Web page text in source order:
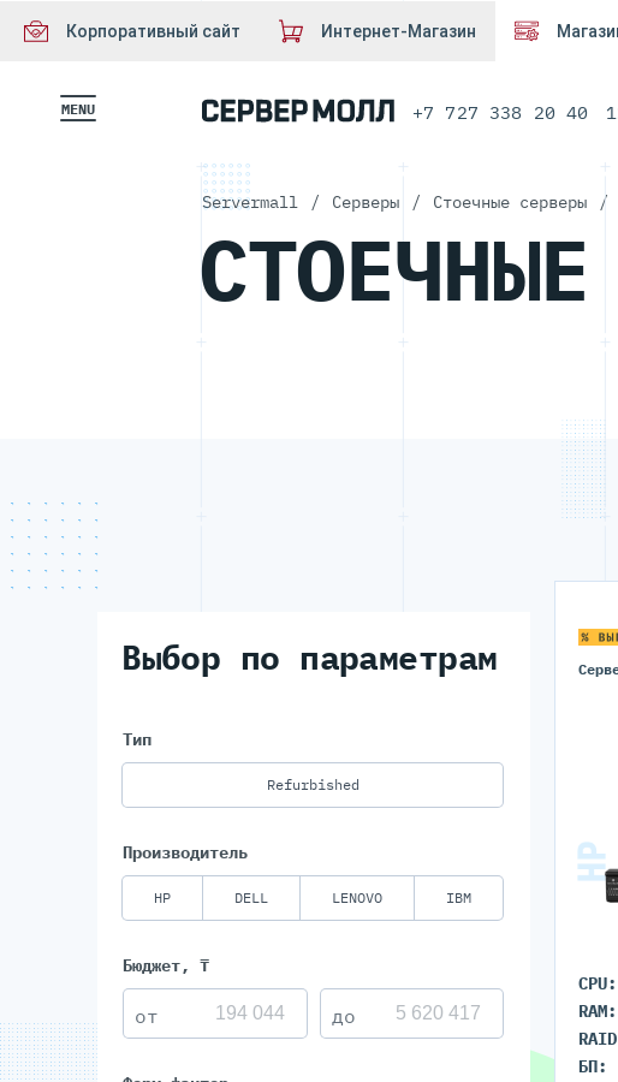
Корпоративный сайт Интернет-Магазин
MENU +7 727 338 20 40
Servermall / Серверы / Стоечные серверы /
Выбор по параметрам
Тип
Refurbished
Производитель
HP DELL LENOVO IBM
Бюджет, ₸
%
CPU:
RAM:
БП: